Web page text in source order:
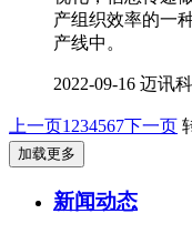
产组织效率的一
产线中。
2022-09-16 迈讯科
上一页1 234567下一页
加载更多
新闻动态